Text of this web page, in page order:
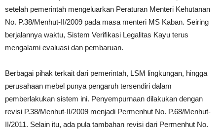
setelah pemerintah mengeluarkan Peraturan Menteri Kehutanan
No. P.38/Menhut-II/2009 pada masa menteri MS Kaban. Seiring
berjalannya waktu, Sistem Verifikasi Legalitas Kayu terus
mengalami evaluasi dan pembaruan.
Berbagai pihak terkait dari pemerintah, LSM lingkungan, hingga
perusahaan mebel punya pengaruh tersendiri dalam
pemberlakukan sistem ini. Penyempurnaan dilakukan dengan
revisi P.38/Menhut-II/2009 menjadi Permenhut No. P.68/Menhut-
II/2011. Selain itu, ada pula tambahan revisi dari Permenhut No.